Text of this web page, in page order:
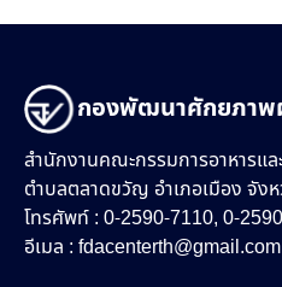
กองพัฒนาศักยภาพ
สำนักงานคณะกรรมการอาหารแ
ตำบลตลาดขวัญ อำเภอเมือง จัง
โทรศัพท์ : 0-2590-7110, 0-
อีเมล : fdacenterth@gmail.com